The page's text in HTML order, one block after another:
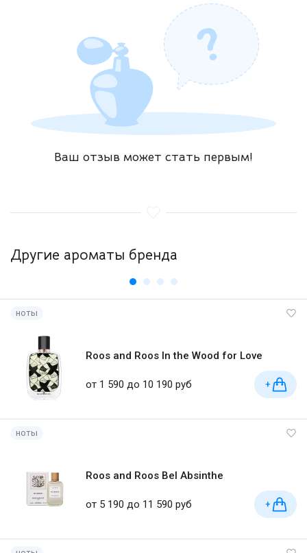
Ваш отзыв может стать первым!
Другие ароматы бренда
ноты
Roos and Roos In the Wood for Love
от 1 590 до 10 190 руб +
ноты
Roos and Roos Bel Absinthe
от 5 190 до 11 590 руб +